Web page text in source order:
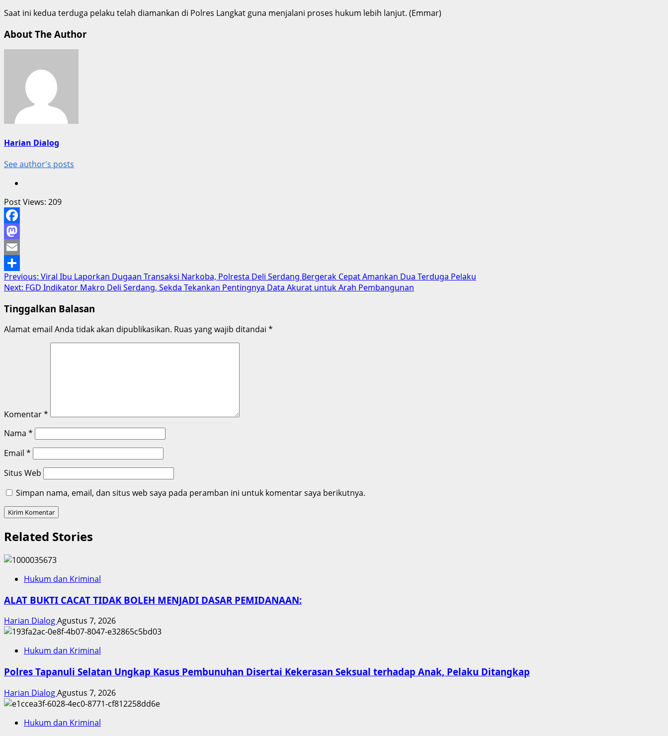
Saat ini kedua terduga pelaku telah diamankan di Polres Langkat guna menjalani proses hukum lebih lanjut. (Emmar)
About The Author
Harian Dialog
See author's posts
Post Views: 209
Facebook
Mastodon
Email
Share
Post
navigation
Previous: Viral Ibu Laporkan Dugaan Transaksi Narkoba, Polresta Deli Serdang Bergerak Cepat Amankan Dua Terduga Pelaku
Next: FGD Indikator Makro Deli Serdang, Sekda Tekankan Pentingnya Data Akurat untuk Arah Pembangunan
Tinggalkan Balasan
Alamat email Anda tidak akan dipublikasikan. Ruas yang wajib ditandai *
Komentar*
Nama *
Email *
Situs Web
Simpan nama, email, dan situs web saya pada peramban ini untuk komentar saya berikutnya.
Related Stories
Hukum dan Kriminal
ALAT BUKTI CACAT TIDAK BOLEH MENJADI DASAR PEMIDANAAN:
Harian DialogAgustus 7, 2026
Hukum dan Kriminal
Polres Tapanuli Selatan Ungkap Kasus Pembunuhan Disertai Kekerasan Seksual terhadap Anak, Pelaku Ditangkap
Harian DialogAgustus 7, 2026
Hukum dan Kriminal